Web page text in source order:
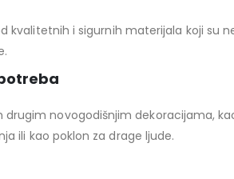
kvalitetnih i sigurnih materijala koji su
novogodišnjim dekoracijama,
ili kao poklon za drage ljude.